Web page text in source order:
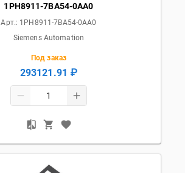
1PH8911-7BA54-0AA0
Арт.: 1PH8911-7BA54-0AA0
Siemens Automation
Под заказ
293121.91 ₽